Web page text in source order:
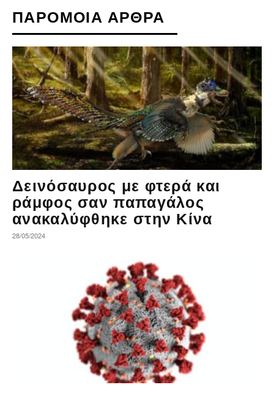
ΠΑΡΟΜΟΙΑ ΑΡΘΡΑ
Δεινόσαυρος με φτερά και
ράμφος σαν παπαγάλος
ανακαλύφθηκε στην Κίνα
28/05/2024